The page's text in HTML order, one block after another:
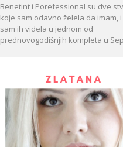
Benetint i Porefessional su dve
koje sam odavno želela da imam,
sam ih videla u jednom od
prednovogodišnjih kompleta u